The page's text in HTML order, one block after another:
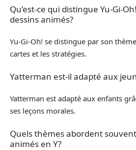
Qu’est-ce qui distingue Yu-Gi-
dessins animés?
Yu-Gi-Oh! se distingue par son
cartes et les stratégies.
Yatterman est-il adapté aux
Yatterman est adapté aux enfants
ses leçons morales.
Quels thèmes abordent
animés en Y?